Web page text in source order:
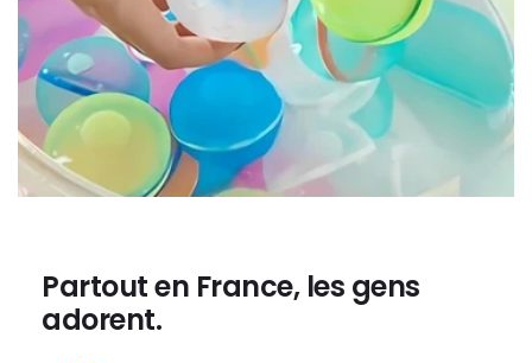
Partout en France, les gens
adorent.